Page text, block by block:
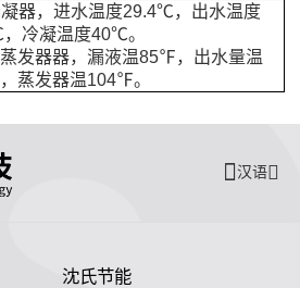
器，进水温度29.4℃，出水温度
冷凝温度40℃。
发器器，漏液温85℉，出水量温
蒸发器温104℉。
汉语
沈氏节能